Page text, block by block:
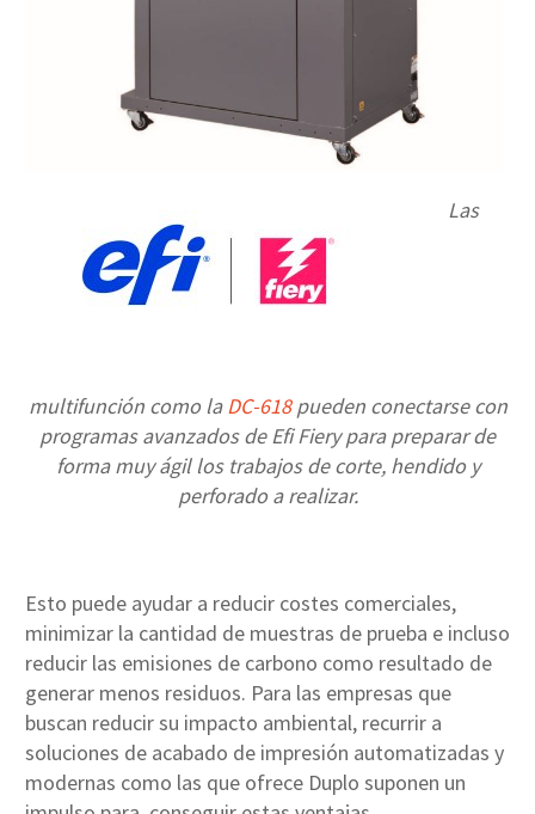
Las
multifunción como laDC-618pueden conectarse con
programas avanzados de Efi Fiery para preparar de
forma muy ágil los trabajos de corte, hendido y
perforado a realizar.
Esto puede ayudar a reducir costes comerciales,
minimizar la cantidad de muestras de prueba e incluso
reducir las emisiones de carbono como resultado de
generar menos residuos. Para las empresas que
buscan reducir su impacto ambiental, recurrir a
soluciones de acabado de impresión automatizadas y
modernas como las que ofrece Duplo suponen un